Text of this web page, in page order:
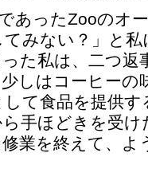
あったZooのオ
てみない？」と
た私は、二つ返
しはコーヒー
て食品を提供
手ほどきを受
業を終えて、よ